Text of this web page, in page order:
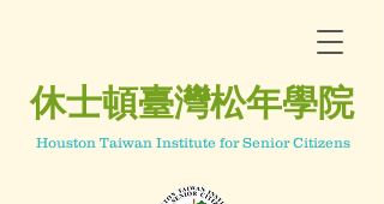
休士頓臺灣松年學院
Houston Taiwan Institute for Senior Citizens